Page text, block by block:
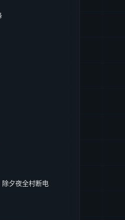
夕夜全村断电